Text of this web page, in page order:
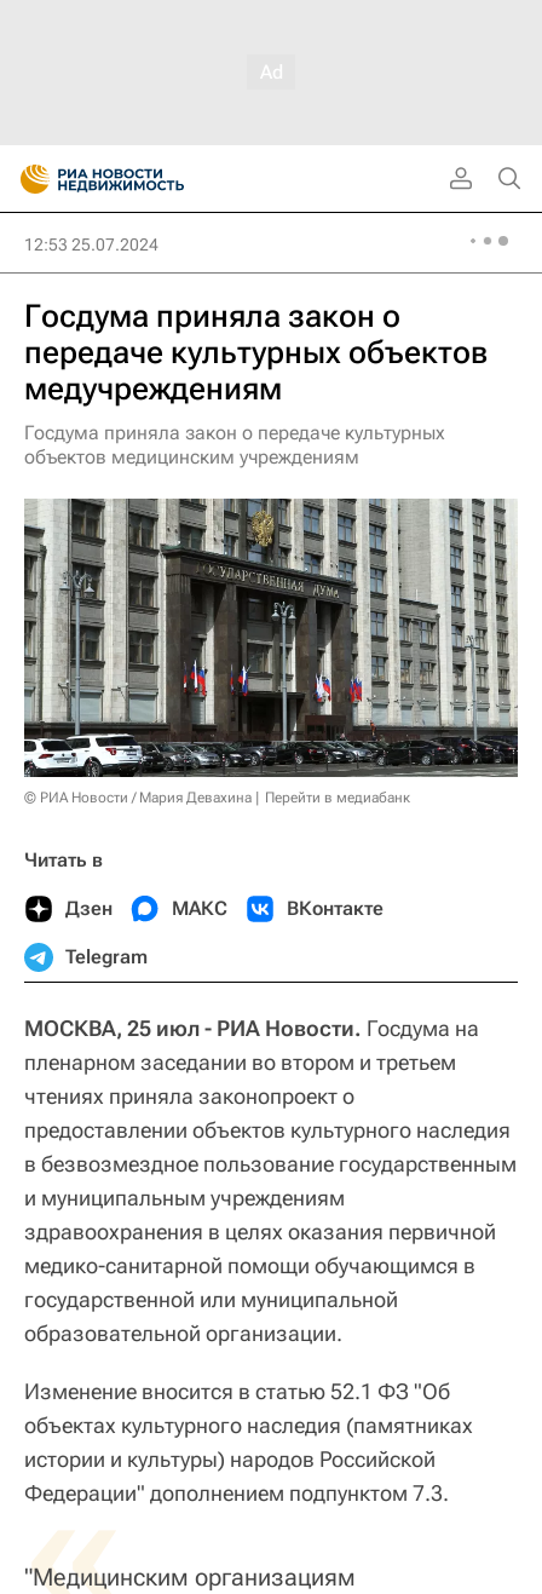
12:53 25.07.2024
Госдума приняла закон о
передаче культурных объектов
медучреждениям
Госдума приняла закон о передаче культурных
объектов медицинским учреждениям
© РИА Новости / Мария Девахина Перейти в медиабанк
Читать в
Дзен МАКС ВКонтакте
Telegram
МОСКВА, 25 июл - РИА Новости. Госдума на
пленарном заседании во втором и третьем
чтениях приняла законопроект о
предоставлении объектов культурного наследия
в безвозмездное пользование государственным
и муниципальным учреждениям
здравоохранения в целях оказания первичной
медико-санитарной помощи обучающимся в
государственной или муниципальной
образовательной организации.
Изменение вносится в статью 52.1 ФЗ "Об
объектах культурного наследия (памятниках
истории и культуры) народов Российской
Федерации" дополнением подпунктом 7.3.
"Медицинским организациям